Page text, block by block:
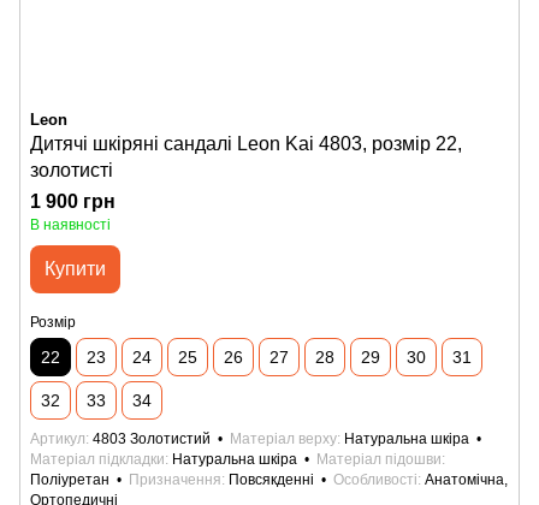
Leon
Дитячі шкіряні сандалі Leon Kai 4803, розмір 22,
золотисті
1 900 грн
В наявності
Купити
Розмір
22 23 24 25 26 27 28 29 30 31
32 33 34
Артикул 4803 Золотистий Матеріал верху Натуральна шкіра
Матеріал підкладки
Натуральна шкіра
Матеріал підошви
Поліуретан
Призначення Повсякденні Особливості Анатомічна,
Ортопедичні